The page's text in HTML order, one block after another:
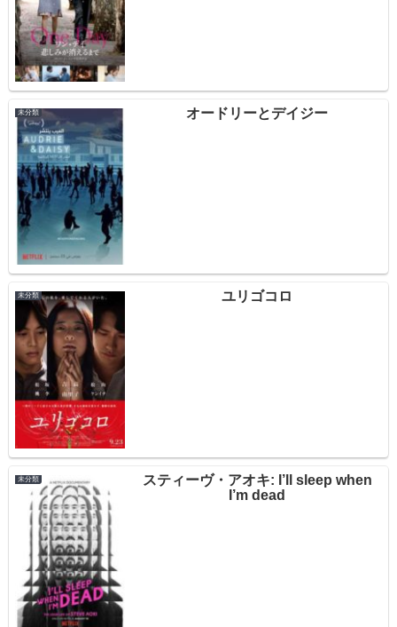
未分類 オードリーとデイジー
未分類 ユリゴコロ
未分類
スティーヴ・アオキ: I’ll sleep when
I’m dead